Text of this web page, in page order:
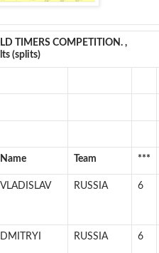
TIMERS COMPETITION. ,
(splits)
Name Team ***
VLADISLAV RUSSIA 6
DMITRYI RUSSIA 6